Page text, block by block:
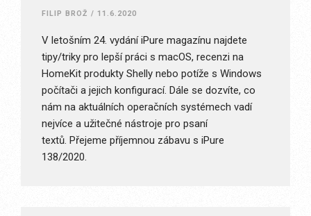
FILIP BROŽ / 11.6.2020
V letošním 24. vydání iPure magazínu najdete
tipy/triky pro lepší práci s macOS, recenzi na
HomeKit produkty Shelly nebo potíže s Windows
počítači a jejich konfigurací. Dále se dozvíte, co
nám na aktuálních operačních systémech vadí
nejvíce a užitečné nástroje pro psaní
textů. Přejeme příjemnou zábavu s iPure
138/2020.